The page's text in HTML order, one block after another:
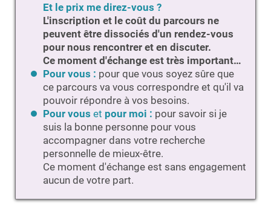
Et le prix me direz-vous ?
L'inscription et le coût du parcours ne
peuvent être dissociés d'un rendez-vous
pour nous rencontrer et en discuter.
Ce moment d'échange est très important…
Pour vous : pour que vous soyez sûre que
ce parcours va vous correspondre et qu'il va
pouvoir répondre à vos besoins.
Pour vous et pour moi : pour savoir si je
suis la bonne personne pour vous
accompagner dans votre recherche
personnelle de mieux-être.
Ce moment d'échange est sans engagement
aucun de votre part.